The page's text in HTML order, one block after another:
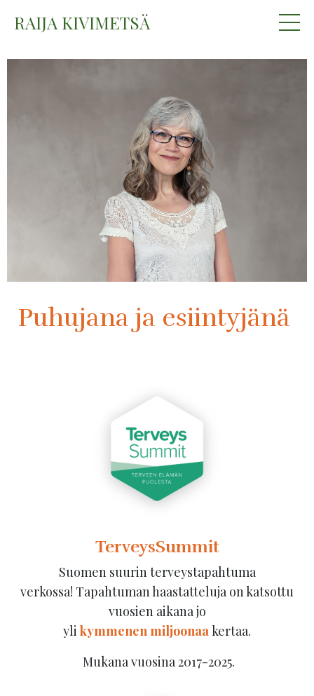
RAIJA KIVIMETSÄ
Puhujana ja esiintyjänä
TerveysSummit
Suomen suurin terveystapahtuma
verkossa! Tapahtuman haastatteluja on katsottu
vuosien aikana jo
yli kymmenen miljoonaa kertaa.
Mukana vuosina 2017-2025.